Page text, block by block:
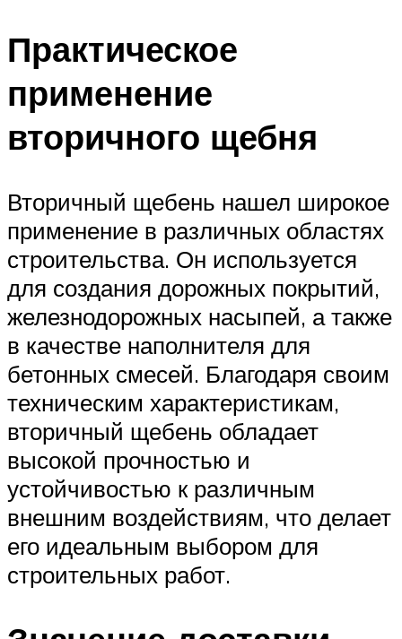
Практическое
применение
вторичного щебня
Вторичный щебень нашел широкое
применение в различных областях
строительства. Он используется
для создания дорожных покрытий,
железнодорожных насыпей, а также
в качестве наполнителя для
бетонных смесей. Благодаря своим
техническим характеристикам,
вторичный щебень обладает
высокой прочностью и
устойчивостью к различным
внешним воздействиям, что делает
его идеальным выбором для
строительных работ.